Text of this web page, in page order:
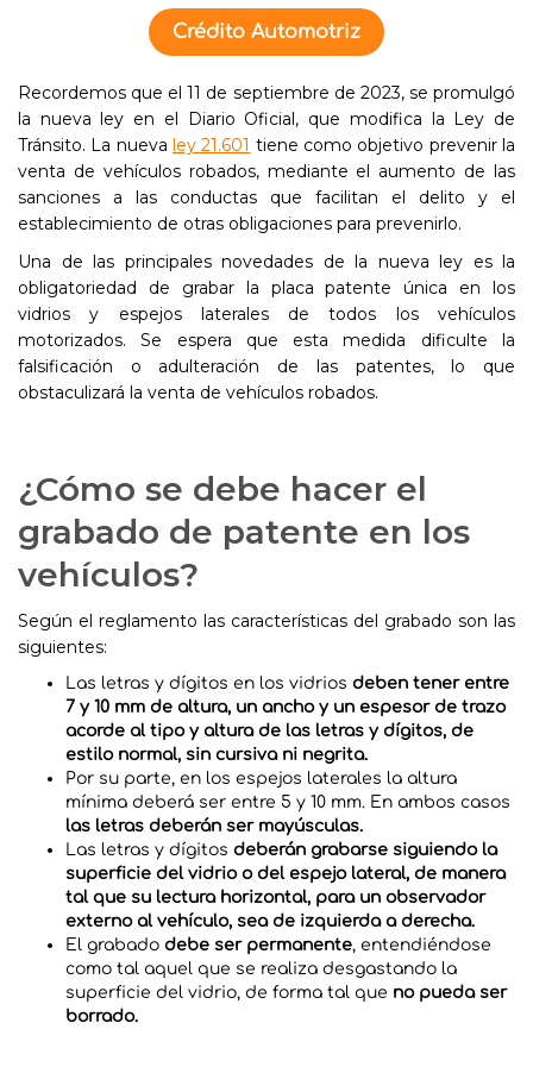
Crédito Automotriz
Recordemos que el 11 de septiembre de 2023, se promulgó
la nueva ley en el Diario Oficial, que modifica la Ley de
Tránsito. La nueva ley 21.601 tiene como objetivo prevenir la
venta de vehículos robados, mediante el aumento de las
sanciones a las conductas que facilitan el delito y el
establecimiento de otras obligaciones para prevenirlo.
Una de las principales novedades de la nueva ley es la
obligatoriedad de grabar la placa patente única en los
vidrios y espejos laterales de todos los vehículos
motorizados. Se espera que esta medida dificulte la
falsificación o adulteración de las patentes, lo que
obstaculizará la venta de vehículos robados.
¿Cómo se debe hacer el
grabado de patente en los
vehículos?
Según el reglamento las características del grabado son las
siguientes:
Las letras y dígitos en los vidrios deben tener entre
7 y 10 mm de altura, un ancho y un espesor de trazo
acorde al tipo y altura de las letras y dígitos, de
estilo normal, sin cursiva ni negrita.
Por su parte, en los espejos laterales la altura
mínima deberá ser entre 5 y 10 mm. En ambos casos
las letras deberán ser mayúsculas.
Las letras y dígitos deberán grabarse siguiendo la
superficie del vidrio o del espejo lateral, de manera
tal que su lectura horizontal, para un observador
externo al vehículo, sea de izquierda a derecha.
El grabado debe ser permanente, entendiéndose
como tal aquel que se realiza desgastando la
superficie del vidrio, de forma tal que no pueda ser
borrado.